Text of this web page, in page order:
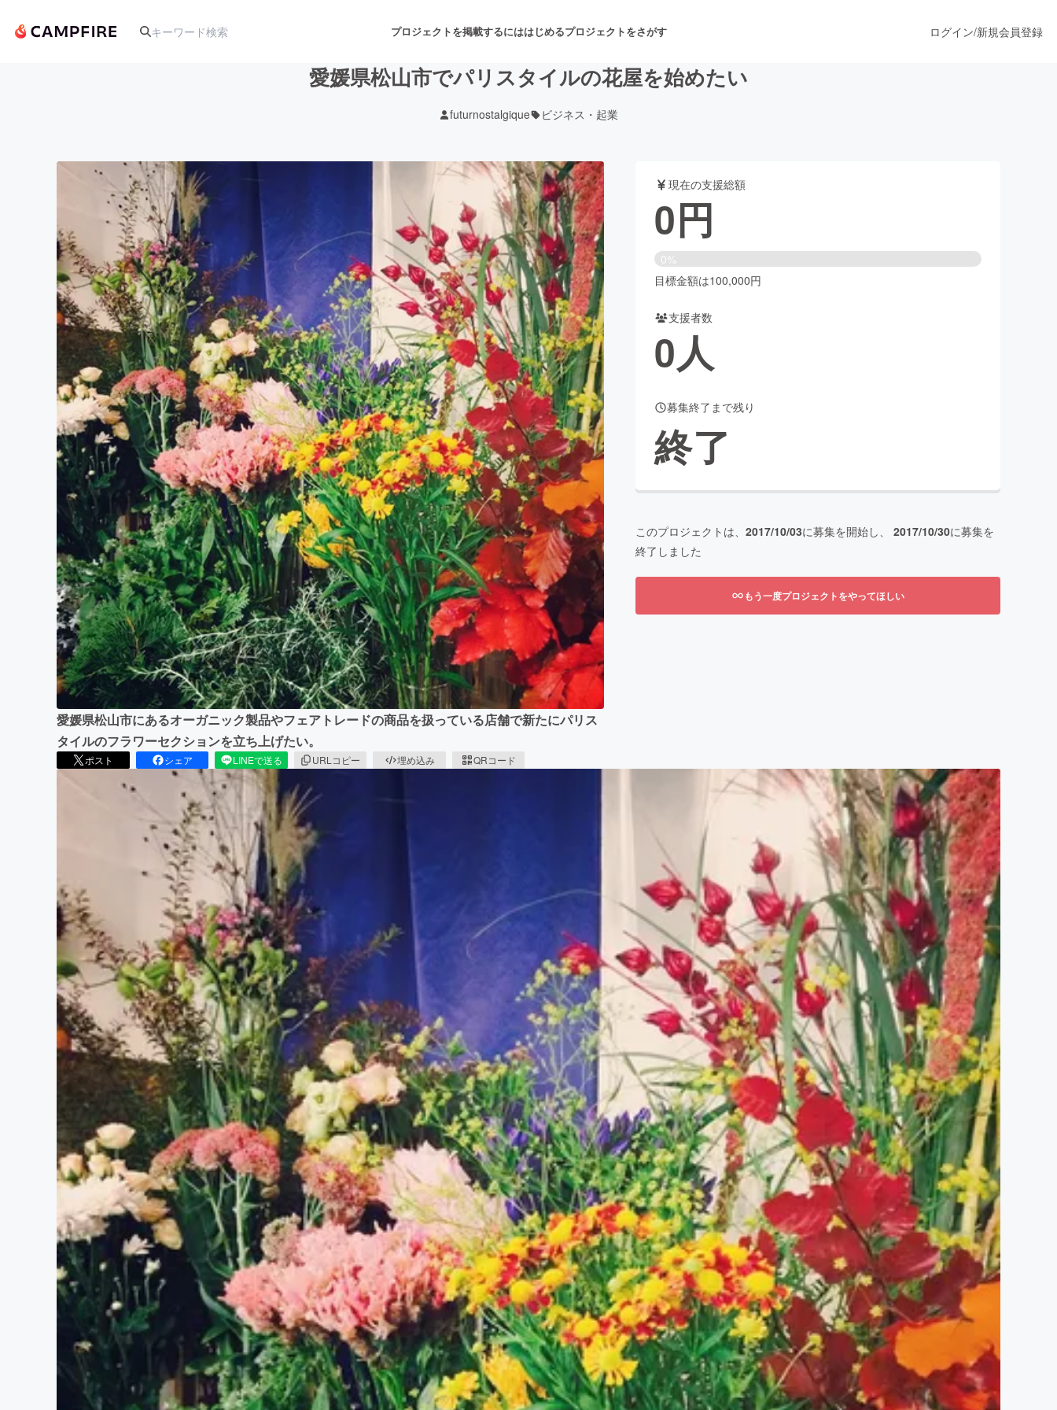
プロジェクトを掲載するにははじめるプロジェクトをさがす
アート・写真 舞台・パフォーマンス
テクノロジー・ガジェット ゲーム・サービス開発 フード・飲食店
映像・映画 書籍・雑誌出版 アニメ・漫画
ビジネス・起業 チャレンジ ビューティー・ヘルスケア
まちづくり・地域活性化
CAMPFIRE for Social GoodCAMPFIRE Creation
CAMPFIREふるさと納税machi-yaコミュニティ
ログイン/新規会員登録
愛媛県松山市でパリスタイルの花屋を始めたい
futurnostalgique ビジネス・起業
愛媛県松山市にあるオーガニック製品やフェアトレードの商品を扱っている店舗で新たにパリス
タイルのフラワーセクションを立ち上げたい。
ポスト シェア LINEで送る URLコピー 埋め込み QRコード
現在の支援総額
0円
0%
目標金額は100,000円
支援者数
0人
募集終了まで残り
終了
このプロジェクトは、 2017/10/03に募集を開始し、 2017/10/30に募集を
終了しました
もう一度プロジェクトをやってほしい